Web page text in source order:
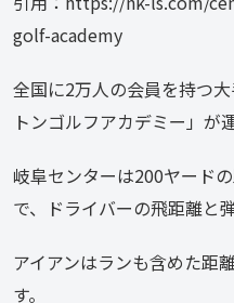
golf-academy
全国に2万人の会員を持つ
トンゴルフアカデミー」が
岐阜センターは200ヤード
で、ドライバーの飛距離と
アイアンはランも含めた距
す。